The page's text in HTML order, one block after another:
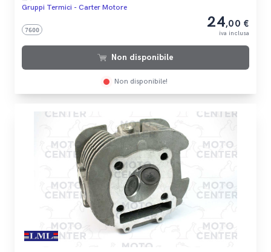
Gruppi Termici - Carter Motore
7600 24,00 €
iva inclusa
Non disponibile
Non disponibile!